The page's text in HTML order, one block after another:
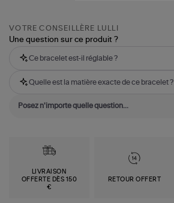
VOTRE CONSEILLÈRE LULLI
Une question sur ce produit ?
Ce bracelet est-il réglable ?
Quelle est la matière exacte de ce bracelet ?
LIVRAISON
OFFERTE DÈS 150
€
RETOUR OFFERT